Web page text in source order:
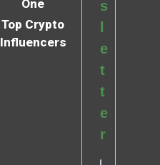
One
Top Crypto
Influencers
s
e
t
t
e
r